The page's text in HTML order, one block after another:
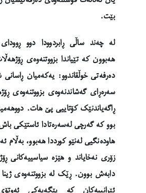
بێت.
لە چەند ساڵی ڕابردوودا دوو
هەبوون کە تێیاندا بزووتنەوەی
دەرفەتی خوڵقاندوو: یەکەمیان
سەرەڕای گەشاندنەوەی بزووتنەوەی
ڕاگەیاندنێک کۆتاییی پێ هات.
بوو کە گەرچی لەسەرەتادا ئاستێکی
هاودەنگیی لەنێو کورددا هەبوو، بەڵام
زۆری نەخایاند و هێزە سیاسییەکانی
دابەش بوون. ڕێک لە بزووتنەوەی ژینا